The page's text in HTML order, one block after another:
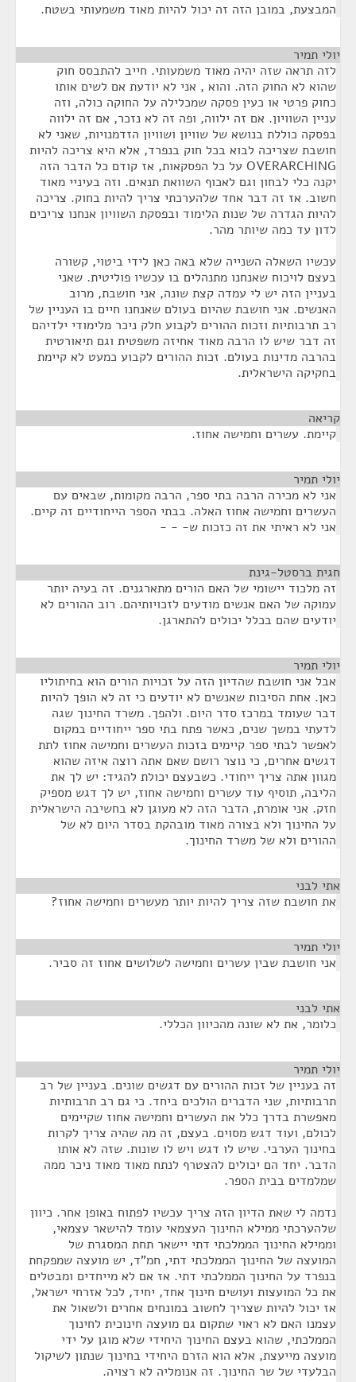
המבצעת, במובן הזה זה יכול להיות מאוד משמעותי בשטח.
יולי תמיר
לזה תראה שזה יהיה מאוד משמעותי. חייב להתבסס חוק
שהוא לא החוק הזה. והוא , אני לא יודעת אם לשים אותו
כחוק פרטי או כעין פסקה שמכלילה על החוקה כולה, וזה
עניין השוויון. אם זה ילווה, ופה זה לא נזכר, אם זה ילווה
בפסקה כוללת בנושא של שוויון ושוויון הזדמנויות, שאני לא
חושבת שצריכה לבוא בכל חוק בנפרד, אלא היא צריכה להיות
OVERARCHING על כל הפסקאות, אז קודם כל הדבר הזה
יקנה כלי לבחון וגם לאכוף השוואת תנאים. וזה בעיניי מאוד
חשוב. אז זה דבר אחד שלהערכתי צריך להיות בחוק. צריכה
להיות הגדרה של שנות הלימוד ובפסקת השוויון אנחנו צריכים
לדון עד כמה שיותר מהר.
עכשיו השאלה השנייה שלא באה כאן לידי ביטוי, קשורה
בעצם לויכוח שאנחנו מתנהלים בו עכשיו פוליטית. שאני
בעניין הזה יש לי עמדה קצת שונה, אני חושבת, מרוב
האנשים. אני חושבת שהיום בעולם שאנחנו חיים בו העניין של
רב תרבותיות וזכות ההורים לקבוע חלק ניכר מלימודי ילדיהם
זה דבר שיש לו הרבה מאוד אחיזה משפטית וגם תיאורטית
בהרבה מדינות בעולם. זכות ההורים לקבוע כמעט לא קיימת
בחקיקה הישראלית.
קריאה
קיימת. עשרים וחמישה אחוז.
יולי תמיר
אני לא מכירה הרבה בתי ספר, הרבה מקומות, שבאים עם
העשרים וחמישה אחוז האלה. בבתי הספר הייחודיים זה קיים.
אני לא ראיתי את זה כזכות ש- - -
חגית ברסטל-גינת
זה מלכוד יישומי של האם הורים מתארגנים. זה בעיה יותר
עמוקה של האם אנשים מודעים לזכויותיהם. רוב ההורים לא
יודעים שהם בכלל יכולים להתארגן.
יולי תמיר
אבל אני חושבת שהדיון הזה על זכויות הורים הוא בחיתוליו
כאן. אחת הסיבות שאנשים לא יודעים כי זה לא הופך להיות
דבר שעומד במרכז סדר היום. ולהפך. משרד החינוך שגה
לדעתי במשך שנים, כאשר פתח בתי ספר ייחודיים במקום
לאפשר לבתי ספר קיימים בזכות העשרים וחמישה אחוז לתת
דגשים אחרים, כי נוצר רושם שאם אתה רוצה איזה שהוא
מגוון אתה צריך ייחודי. כשבעצם יכולת להגיד: יש לך את
הליבה, תוסיף עוד עשרים וחמישה אחוז, יש לך דגש מספיק
חזק. אני אומרת, הדבר הזה לא מעוגן לא בחשיבה הישראלית
על החינוך ולא בצורה מאוד מובהקת בסדר היום לא של
ההורים ולא של משרד החינוך.
אתי לבני
את חושבת שזה צריך להיות יותר מעשרים וחמישה אחוז?
יולי תמיר
אני חושבת שבין עשרים וחמישה לשלושים אחוז זה סביר.
אתי לבני
כלומר, את לא שונה מהכיוון הכללי.
יולי תמיר
זה בעניין של זכות ההורים עם דגשים שונים. בעניין של רב
תרבותיות, שני הדברים הולכים ביחד. כי גם רב תרבותיות
מאפשרת בדרך כלל את העשרים וחמישה אחוז שקיימים
לכולם, ועוד דגש מסוים. בעצם, זה מה שהיה צריך לקרות
בחינוך הערבי. שיש לו דגש ויש לו שונות. שזה לא אותו
הדבר. יחד הם יכולים להצטרף לנתח מאוד מאוד ניכר ממה
שמלמדים בבית הספר.
נדמה לי שאת הדיון הזה צריך עכשיו לפתוח באופן אחר. כיוון
שלהערכתי ממילא החינוך העצמאי עומד להישאר עצמאי,
וממילא החינוך הממלכתי דתי יישאר תחת המסגרת של
המועצה של החינוך הממלכתי דתי, חמ"ד, יש מועצה שמפקחת
בנפרד על החינוך הממלכתי דתי. אז אם לא מייחדים ומבטלים
את כל המועצות ועושים חינוך אחד, יחיד, לכל אזרחי ישראל,
אז יכול להיות שצריך לחשוב במונחים אחרים ולשאול את
עצמנו האם לא ראוי שתקום גם מועצה חינוכית לחינוך
הממלכתי, שהוא בעצם החינוך היחידי שלא מוגן על ידי
מועצה מייעצת, אלא הוא הזרם היחידי בחינוך שנתון לשיקול
הבלעדי של שר החינוך. זה אנומליה לא רצויה.